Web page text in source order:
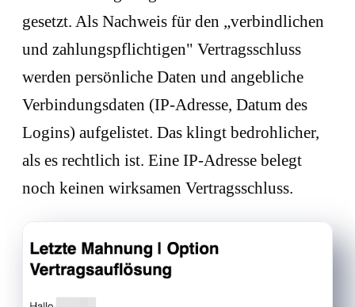
gesetzt. Als Nachweis für den „verbindlichen
und zahlungspflichtigen" Vertragsschluss
werden persönliche Daten und angebliche
Verbindungsdaten (IP-Adresse, Datum des
Logins) aufgelistet. Das klingt bedrohlicher,
als es rechtlich ist. Eine IP-Adresse belegt
noch keinen wirksamen Vertragsschluss.